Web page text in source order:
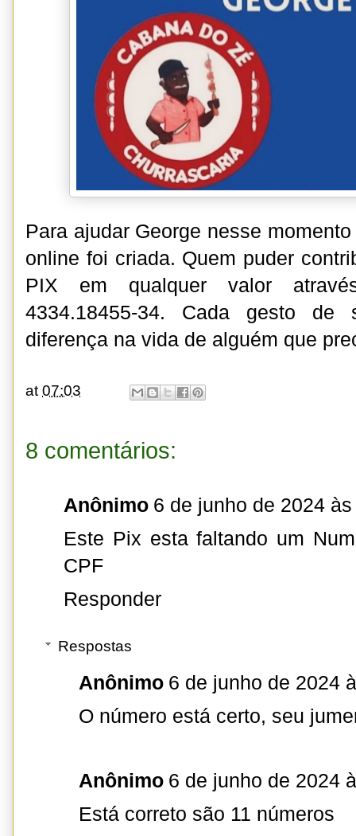
Para ajudar George nesse
online foi criada. Quem puder
PIX em qualquer valor
4334.18455-34. Cada gesto de
diferença na vida de alguém que
at07:03
8 comentários:
Anônimo 6 de junho de 2024
Este Pix esta faltando um
CPF
Responder
Respostas
Anônimo 6 de junho de 2024
O número está certo, seu
Anônimo 6 de junho de 2024
Está correto são 11 números